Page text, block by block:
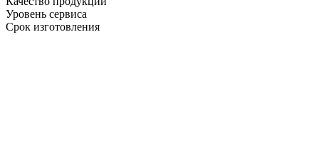
Уровень сервиса
Срок изготовления